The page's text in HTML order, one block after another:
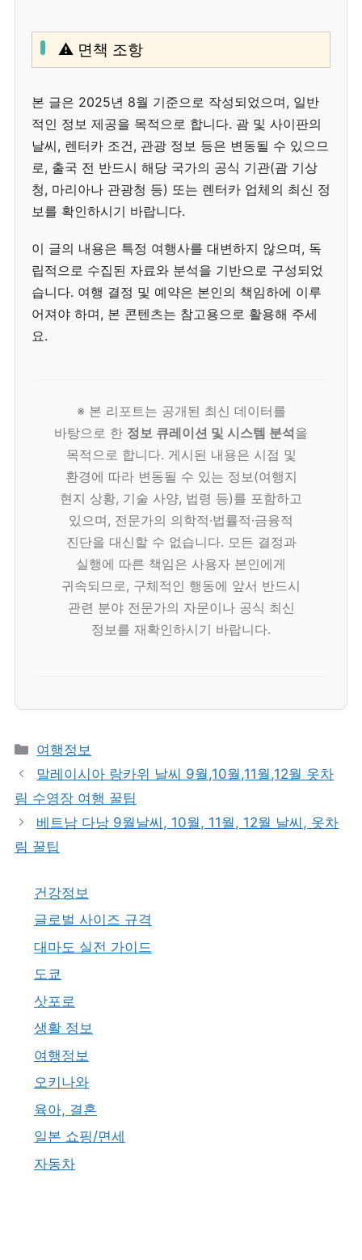
⚠️ 면책 조항
본 글은 2025년 8월 기준으로 작성되었으며, 일반
적인 정보 제공을 목적으로 합니다. 괌 및 사이판의
날씨, 렌터카 조건, 관광 정보 등은 변동될 수 있으므
로, 출국 전 반드시 해당 국가의 공식 기관(괌 기상
청, 마리아나 관광청 등) 또는 렌터카 업체의 최신 정
보를 확인하시기 바랍니다.
이 글의 내용은 특정 여행사를 대변하지 않으며, 독
립적으로 수집된 자료와 분석을 기반으로 구성되었
습니다. 여행 결정 및 예약은 본인의 책임하에 이루
어져야 하며, 본 콘텐츠는 참고용으로 활용해 주세
요.
※ 본 리포트는 공개된 최신 데이터를
바탕으로 한 정보 큐레이션 및 시스템 분석을
목적으로 합니다. 게시된 내용은 시점 및
환경에 따라 변동될 수 있는 정보(여행지
현지 상황, 기술 사양, 법령 등)를 포함하고
있으며, 전문가의 의학적·법률적·금융적
진단을 대신할 수 없습니다. 모든 결정과
실행에 따른 책임은 사용자 본인에게
귀속되므로, 구체적인 행동에 앞서 반드시
관련 분야 전문가의 자문이나 공식 최신
정보를 재확인하시기 바랍니다.
카
테
리
여행정보
말레이시아 랑카위 날씨 9월,10월,11월,12월 옷차
림 수영장 여행 꿀팁
베트남 다낭 9월날씨, 10월, 11월, 12월 날씨, 옷차
림 꿀팁
건강정보
글로벌 사이즈 규격
대마도 실전 가이드
도쿄
삿포로
생활 정보
여행정보
오키나와
육아, 결혼
일본 쇼핑/면세
자동차